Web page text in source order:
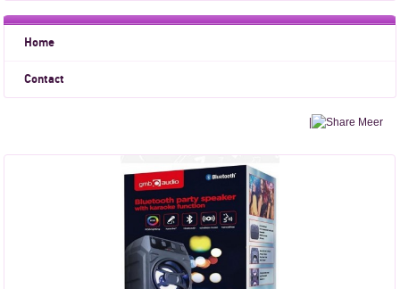
Home
Contact
| Meer